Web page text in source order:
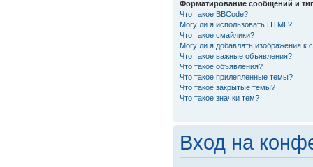
Форматирование сообщений и
Что такое BBCode?
Могу ли я использовать HTML?
Что такое смайлики?
Могу ли я добавлять изображения к
Что такое важные объявления?
Что такое объявления?
Что такое прилепленные темы?
Что такое закрытые темы?
Что такое значки тем?
Вход на